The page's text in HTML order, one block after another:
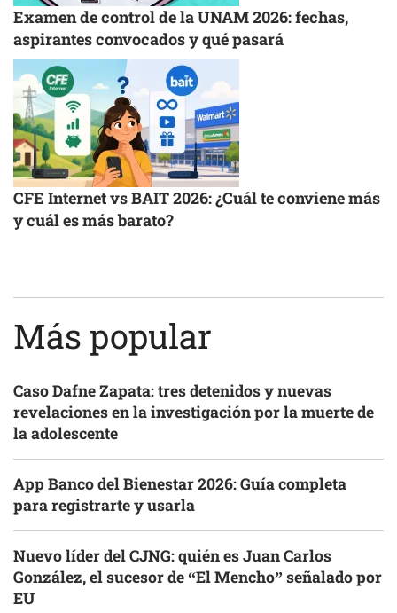
Examen de control de la UNAM 2026: fechas,
aspirantes convocados y qué pasará
CFE Internet vs BAIT 2026: ¿Cuál te conviene más
y cuál es más barato?
Más popular
Caso Dafne Zapata: tres detenidos y nuevas
revelaciones en la investigación por la muerte de
la adolescente
App Banco del Bienestar 2026: Guía completa
para registrarte y usarla
Nuevo líder del CJNG: quién es Juan Carlos
González, el sucesor de “El Mencho” señalado por
EU